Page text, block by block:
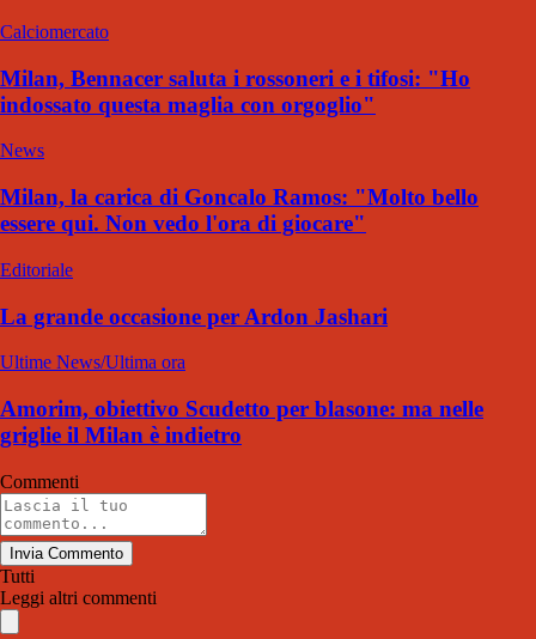
Calciomercato
Milan, Bennacer saluta i rossoneri e i tifosi: "Ho
indossato questa maglia con orgoglio"
News
Milan, la carica di Goncalo Ramos: "Molto bello
essere qui. Non vedo l'ora di giocare"
Editoriale
La grande occasione per Ardon Jashari
Ultime News/Ultima ora
Amorim, obiettivo Scudetto per blasone: ma nelle
griglie il Milan è indietro
Commenti
Invia Commento
Tutti
Leggi altri commenti